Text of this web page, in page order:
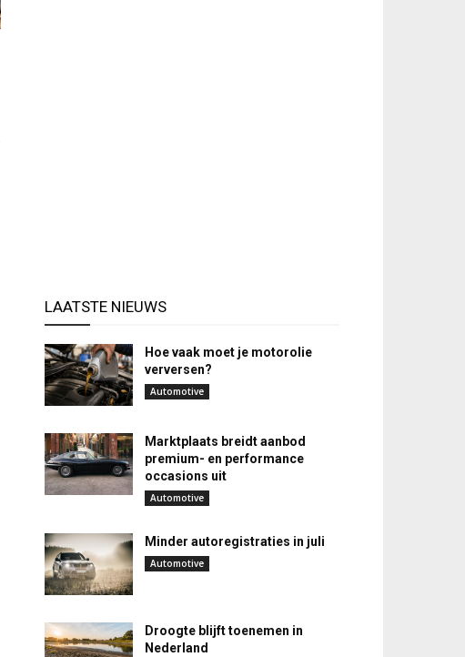
LAATSTE NIEUWS
Hoe vaak moet je motorolie
verversen?
Automotive
Marktplaats breidt aanbod
premium- en performance
occasions uit
Automotive
Minder autoregistraties in juli
Automotive
Droogte blijft toenemen in
Nederland